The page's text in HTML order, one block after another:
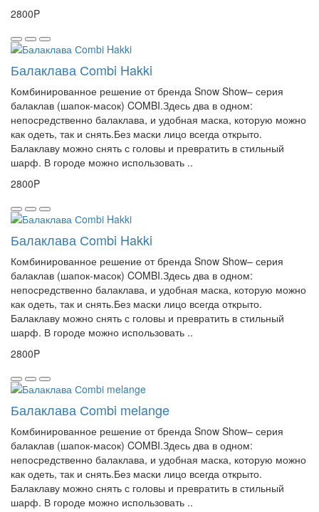
2800P
Балаклава Сombi Hakki
Комбинированное решение от бренда Snow Show– серия
балаклав (шапок-масок) COMBI.Здесь два в одном:
непосредственно балаклава, и удобная маска, которую можно
как одеть, так и снять.Без маски лицо всегда открыто.
Балаклаву можно снять с головы и превратить в стильный
шарф. В городе можно использовать ..
2800P
Балаклава Сombi Hakki
Комбинированное решение от бренда Snow Show– серия
балаклав (шапок-масок) COMBI.Здесь два в одном:
непосредственно балаклава, и удобная маска, которую можно
как одеть, так и снять.Без маски лицо всегда открыто.
Балаклаву можно снять с головы и превратить в стильный
шарф. В городе можно использовать ..
2800P
Балаклава Сombi melange
Комбинированное решение от бренда Snow Show– серия
балаклав (шапок-масок) COMBI.Здесь два в одном:
непосредственно балаклава, и удобная маска, которую можно
как одеть, так и снять.Без маски лицо всегда открыто.
Балаклаву можно снять с головы и превратить в стильный
шарф. В городе можно использовать ..